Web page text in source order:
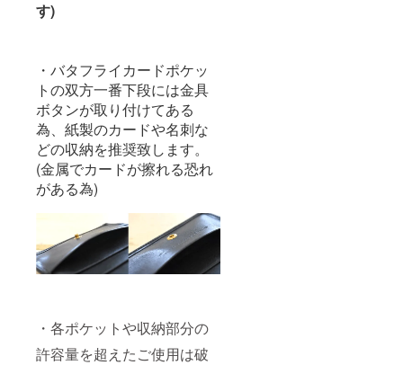
す)
・バタフライカードポケッ
トの双方一番下段には金具
ボタンが取り付けてある
為、紙製のカードや名刺な
どの収納を推奨致します。
(金属でカードが擦れる恐れ
がある為)
・各ポケットや収納部分の
許容量を超えたご使用は破